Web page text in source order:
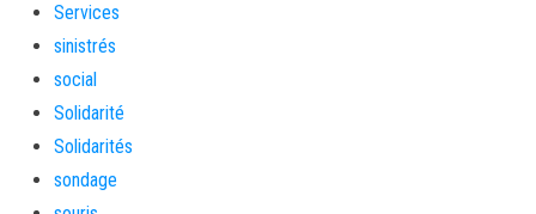
Services
sinistrés
social
Solidarité
Solidarités
sondage